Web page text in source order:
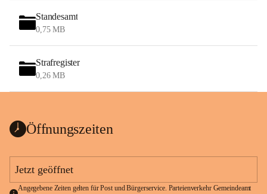
Standesamt
0,75 MB
Strafregister
0,26 MB
Öffnungszeiten
Jetzt geöffnet
Angegebene Zeiten gelten für Post und Bürgerservice. Parteienverkehr Gemeindeamt